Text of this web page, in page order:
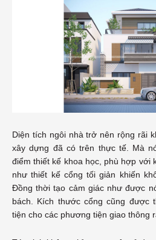
Diện tích ngôi nhà trở nên rộng rãi
xây dựng đã có trên thực tế. Mà
điểm thiết kế khoa học, phù hợp với
như thiết kế cổng tối giản khiến
Đồng thời tạo cảm giác như được
bách. Kích thước cổng cũng được
tiện cho các phương tiện giao thông